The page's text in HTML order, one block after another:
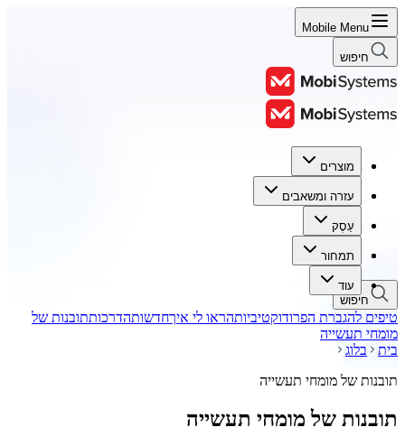
Mobile Menu
חיפוש
מוצרים
עזרה ומשאבים
עֵסֶק
תמחור
עוד
מוצרים
עזרה ומשאבים
עֵסֶק
תמחור
חיפוש
טיפים להגברת הפרודוקטיביותהראו לי איךחדשותהדרכותתובנות של
מומחי תעשייה
בית
בלוג
תובנות של מומחי תעשייה
תובנות של מומחי תעשייה